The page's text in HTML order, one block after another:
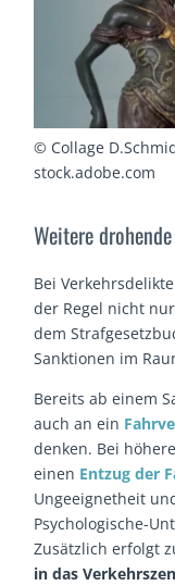
© Collage
stock.adobe.com
Weitere
Bei
der Regel nicht
dem
Sanktionen im
Bereits ab einem
auch an ein
denken. Bei
einen Entzug der
Ungeeignetheit
Psychologische-
Zusätzlich erfolgt
in das